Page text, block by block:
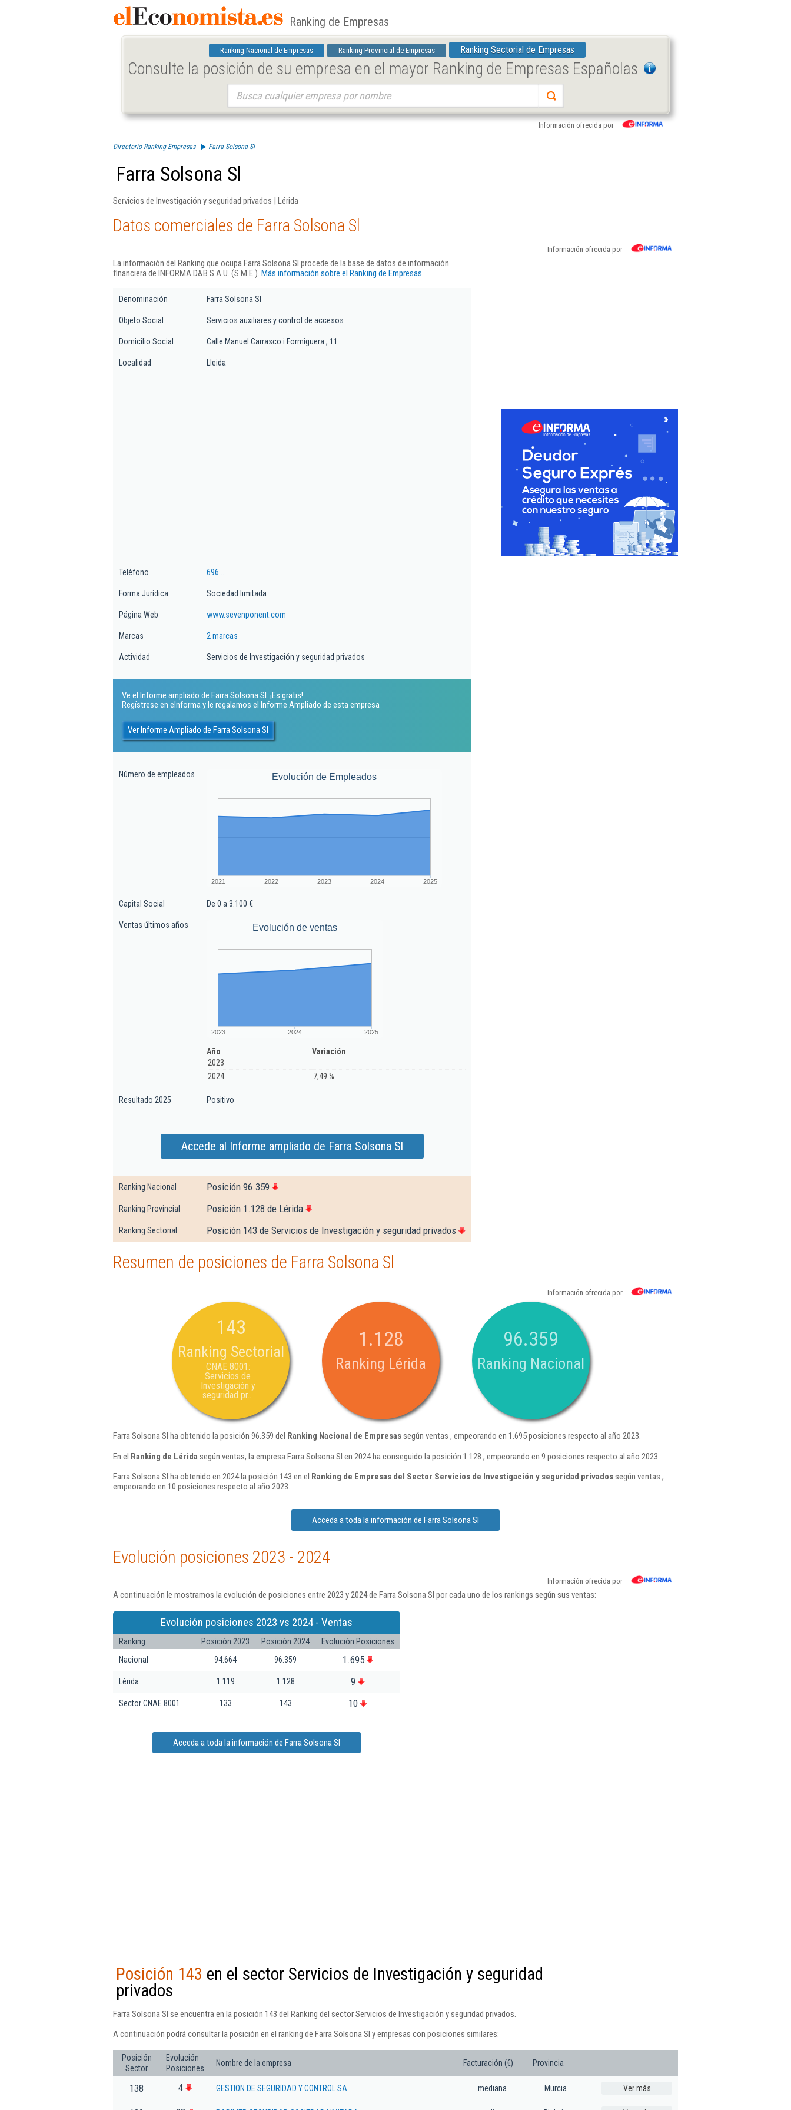
Ranking de Empresas
Ranking Nacional de Empresas Ranking Provincial de Empresas Ranking Sectorial de Empresas
Consulte la posición de su empresa en el mayor Ranking de Empresas Españolas
Información ofrecida por
Directorio Ranking Empresas Farra Solsona Sl
Farra Solsona Sl
Servicios de Investigación y seguridad privados | Lérida
Datos comerciales de Farra Solsona Sl
Información ofrecida por
La información del Ranking que ocupa Farra Solsona Sl procede de la base de datos de información
financiera de INFORMA D&B S.A.U. (S.M.E.). Más información sobre el Ranking de Empresas.
Denominación Farra Solsona Sl
Objeto Social Servicios auxiliares y control de accesos
Domicilio Social Calle Manuel Carrasco i Formiguera , 11
Localidad Lleida
Teléfono 696.....
Forma Jurídica Sociedad limitada
Página Web www.sevenponent.com
Marcas 2 marcas
Actividad Servicios de Investigación y seguridad privados
Ve el Informe ampliado de Farra Solsona Sl. ¡Es gratis!
Regístrese en eInforma y le regalamos el Informe Ampliado de esta empresa
Ver Informe Ampliado de Farra Solsona Sl
Número de empleados Evolución de Empleados
2021 2022 2023 2024 2025
Capital Social De 0 a 3.100 €
Ventas últimos años Evolución de ventas
2023 2024 2025
Año
Variación
2023
2024
7,49 %
Resultado 2025 Positivo
Accede al Informe ampliado de Farra Solsona Sl
Ranking Nacional Posición 96.359
Ranking Provincial Posición 1.128 de Lérida
Ranking Sectorial Posición 143 de Servicios de Investigación y seguridad privados
Resumen de posiciones de Farra Solsona Sl
Información ofrecida por
143
Ranking Sectorial
CNAE 8001:
Servicios de
Investigación y
seguridad pr...
1.128
Ranking Lérida
96.359
Ranking Nacional
Farra Solsona Sl ha obtenido la posición 96.359 del Ranking Nacional de Empresassegún ventas , empeorando en 1.695 posiciones respecto al año 2023.
En el Ranking de Lérida según ventas, la empresa Farra Solsona Sl en 2024 ha conseguido la posición 1.128 , empeorando en 9 posiciones respecto al año 2023.
Farra Solsona Sl ha obtenido en 2024 la posición 143 en el Ranking de Empresas del Sector Servicios de Investigación y seguridad privadossegún ventas ,
empeorando en 10 posiciones respecto al año 2023.
Acceda a toda la información de Farra Solsona Sl
Evolución posiciones 2023 - 2024
Información ofrecida por
A continuación le mostramos la evolución de posiciones entre 2023 y 2024 de Farra Solsona Sl por cada uno de los rankings según sus ventas:
Evolución posiciones 2023 vs 2024 - Ventas
Ranking Posición 2023 Posición 2024
Evolución Posiciones
Nacional
94.664 96.359 1.695
Lérida 1.119 1.128 9
Sector CNAE 8001 133 143 10
Acceda a toda la información de Farra Solsona Sl
Posición 143 en el sector Servicios de Investigación y seguridad
privados
Farra Solsona Sl se encuentra en la posición 143 del Ranking del sector Servicios de Investigación y seguridad privados.
A continuación podrá consultar la posición en el ranking de Farra Solsona Sl y empresas con posiciones similares:
Posición
Sector
Evolución
Posiciones
Nombre de la empresa Facturación (€) Provincia
138 4 GESTION DE SEGURIDAD Y CONTROL SA mediana Murcia Ver más